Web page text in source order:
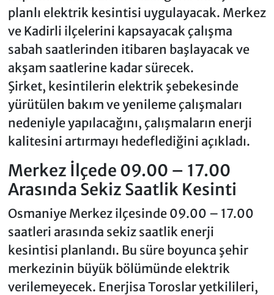
planlı elektrik kesintisi uygulayacak. Merkez
ve Kadirli ilçelerini kapsayacak çalışma
sabah saatlerinden itibaren başlayacak ve
akşam saatlerine kadar sürecek.
Şirket, kesintilerin elektrik şebekesinde
yürütülen bakım ve yenileme çalışmaları
nedeniyle yapılacağını, çalışmaların enerji
kalitesini artırmayı hedeflediğini açıkladı.
Merkez İlçede 09.00 – 17.00
Arasında Sekiz Saatlik Kesinti
Osmaniye Merkez ilçesinde 09.00 – 17.00
saatleri arasında sekiz saatlik enerji
kesintisi planlandı. Bu süre boyunca şehir
merkezinin büyük bölümünde elektrik
verilemeyecek. Enerjisa Toroslar yetkilileri,